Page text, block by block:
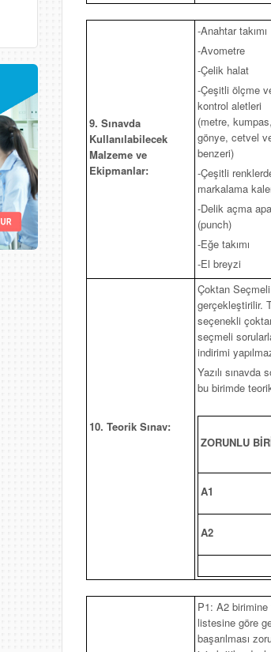
9. Sınavda
Kullanılabilecek
Malzeme ve
Ekipmanlar:
-Anahtar takımı
-Avometre
-Çelik halat
-Çeşitli ölçme
kontrol aletleri
(metre, kumpas,
gönye, cetvel
benzeri)
-Çeşitli
markalama
-Delik açma
(punch)
-Eğe takımı
-El breyzi
10. Teorik Sınav:
Çoktan
gerçekleştirilir.
seçenekli
seçmeli
indirimi
Yazılı sınavda
bu birimde
ZORUNLU
A1
A2
P1: A2 birimine
listesine göre
başarılması